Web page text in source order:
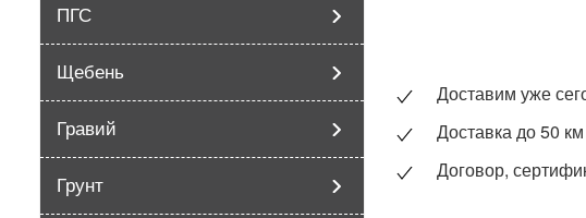
ПГС
Щебень
Гравий
Грунт
Доставим уже
Доставка до 50
Договор,